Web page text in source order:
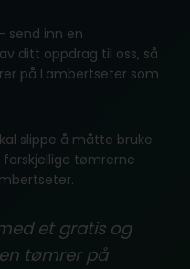
send inn en
ditt oppdrag til oss, så
på Lambertseter som
slippe å måtte bruke
tømrerne
et gratis og
tømrer på